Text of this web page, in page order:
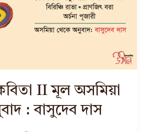
II মূল অসমিয়া
: বাসুদেব দাস